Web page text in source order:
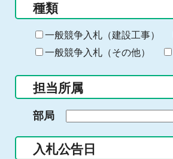
る
キ
ー
ー
入
力
種類
一般競争入札（建設工事）
一般競争入札（その他）
担当所属
部局
入札公告日